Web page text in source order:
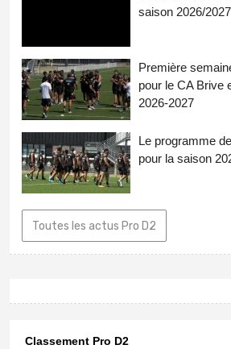
saison 2026/
Première
pour le CA Brive
2026-2027
Le programme
pour la saison
Toutes les actus Pro D2
Classement Pro D2